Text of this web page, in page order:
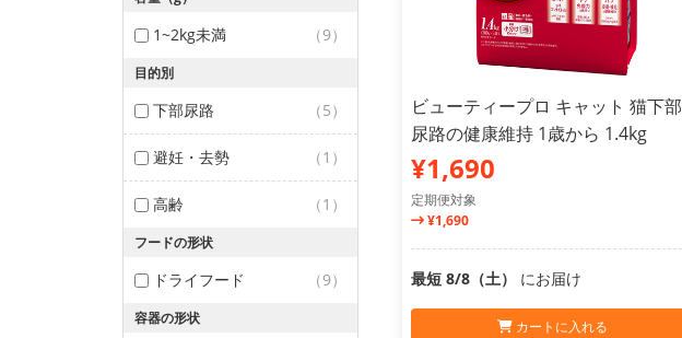
1~2kg未満 （9）
目的別
下部尿路 （5）
避妊・去勢 （1）
高齢 （1）
フードの形状
ドライフード （9）
容器の形状
ビューティープロ キャット 猫下部
尿路の健康維持 1歳から 1.4kg
¥1,690
定期便対象
¥1,690
最短 8/8（土） にお届け
カートに入れる